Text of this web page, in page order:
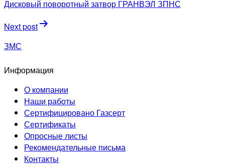
записям
Дисковый поворотный затвор ГРАНВЭЛ ЗПНС
Next post
ЗМС
Информация
О компании
Наши работы
Сертифицировано Газсерт
Сертификаты
Опросные листы
Рекомендательные письма
Контакты